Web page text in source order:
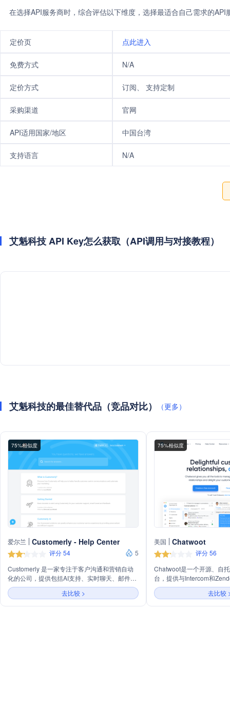
在选择API服务商时，综合评估以下维度，选择最适合自己需求的
定价页 点此进入
免费方式 N/A
定价方式 订阅、 支持定制
采购渠道 官网
API适用国家/地区 中国台湾
支持语言 N/A
艾魁科技 API Key怎么获取（API调用与对接教程）
艾魁科技的最佳替代品（竞品对比） （更多）
75%相似度
爱尔兰 Customerly - Help Center
评分 54
5
Customerly 是一家专注于客户沟通和营销自动
化的公司，提供包括AI支持、实时聊天、邮件营
销、客户反馈收集等在内的多种服务。通过集成
API、移动SDK和各种工具，Customerly 旨在帮
助企业提升客户服务体验和效率。
去比较 >
75%相似度
美国 Chatwoot
评分 56
Chatwoot是一个开源、自
台，提供与Intercom和
案。它支持多渠道客户沟
天、社交媒体等，并提供
和聊天机器人等功能，帮
去比较